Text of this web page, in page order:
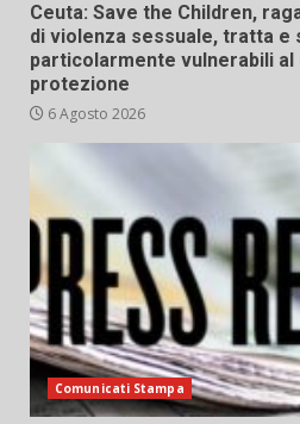
Ceuta: Save the Children,
di violenza sessuale, tratta
particolarmente vulnerabili
protezione
6 Agosto 2026
Comunicati Stampa